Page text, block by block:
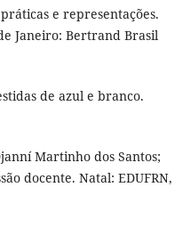
e representações.
Janeiro: Bertrand Brasil
de azul e branco.
Martinho dos Santos;
docente. Natal: EDUFRN,